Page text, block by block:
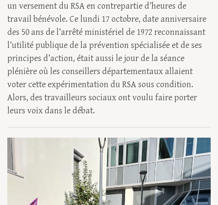
un versement du RSA en contrepartie d’heures de
travail bénévole. Ce lundi 17 octobre, date anniversaire
des 50 ans de l’arrêté ministériel de 1972 reconnaissant
l’utilité publique de la prévention spécialisée et de ses
principes d’action, était aussi le jour de la séance
plénière où les conseillers départementaux allaient
voter cette expérimentation du RSA sous condition.
Alors, des travailleurs sociaux ont voulu faire porter
leurs voix dans le débat.